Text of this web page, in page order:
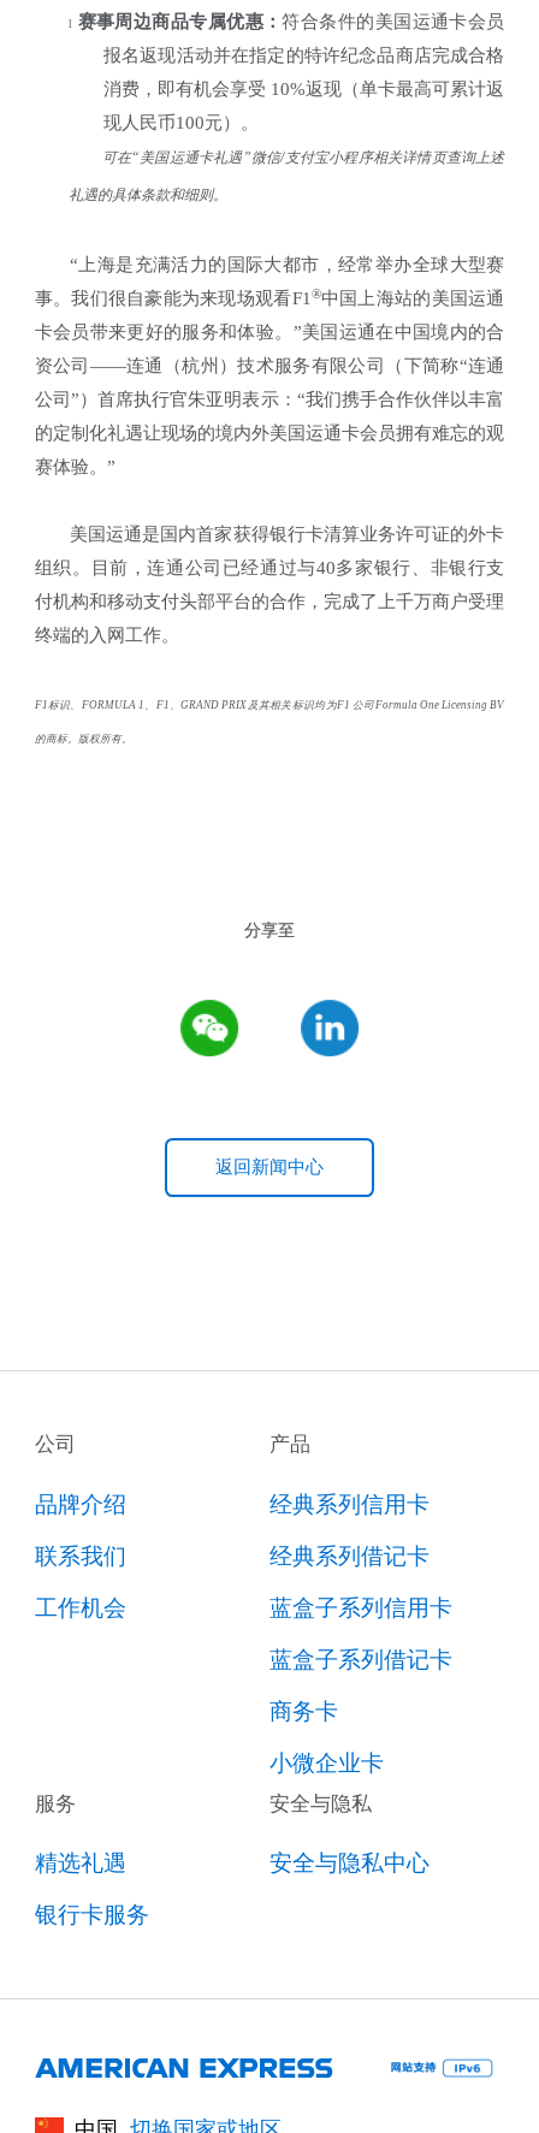
l 赛事周边商品专属优惠：符合条件的美国运通卡会员
报名返现活动并在指定的特许纪念品商店完成合格
消费，即有机会享受 10%返现（单卡最高可累计返
现人民币100元）。
可在“美国运通卡礼遇”微信/支付宝小程序相关详情页查询上述
礼遇的具体条款和细则。
“上海是充满活力的国际大都市，经常举办全球大型赛
事。我们很自豪能为来现场观看F1®中国上海站的美国运通
卡会员带来更好的服务和体验。”美国运通在中国境内的合
资公司——连通（杭州）技术服务有限公司（下简称“连通
公司”）首席执行官朱亚明表示：“我们携手合作伙伴以丰富
的定制化礼遇让现场的境内外美国运通卡会员拥有难忘的观
赛体验。”
美国运通是国内首家获得银行卡清算业务许可证的外卡
组织。目前，连通公司已经通过与40多家银行、非银行支
付机构和移动支付头部平台的合作，完成了上千万商户受理
终端的入网工作。
F1标识、 FORMULA 1 、 F1 、GRAND PRIX 及其相关标识均为F1 公司Formula One Licensing BV
的商标。版权所有。
返回新闻中心
公司
品牌介绍
联系我们
工作机会
产品
经典系列信用卡
经典系列借记卡
蓝盒子系列信用卡
蓝盒子系列借记卡
商务卡
小微企业卡
服务
精选礼遇
银行卡服务
安全与隐私
安全与隐私中心